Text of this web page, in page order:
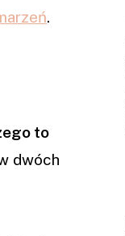
.
to
dwóch